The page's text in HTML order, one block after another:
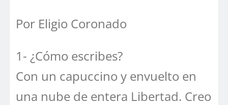
Por Eligio Coronado
1- ¿Cómo escribes?
Con un capuccino y envuelto en
una nube de entera Libertad. Creo